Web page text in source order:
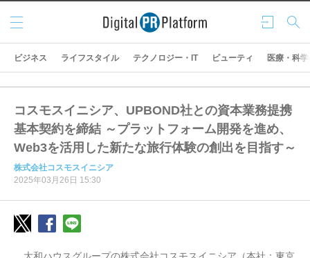
ログ
イン
検索
メニ
ュー
ビジネス ライフスタイル テクノロジー・IT ビューティ 医療・科学
コスモスイニシア、UPBOND社との資本業務提携
基本契約を締結 ～プラットフォーム開発を進め、
Web3を活用した新たな旅行体験の創出を目指す～
株式会社コスモスイニシア
2025年03月26日 15:30
大和ハウスグループの株式会社コスモスイニシア（本社：東京